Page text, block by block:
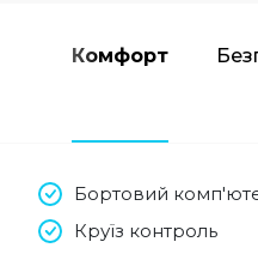
Комфорт
Бортовий
Круїз контроль